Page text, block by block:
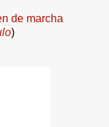
de marcha
)